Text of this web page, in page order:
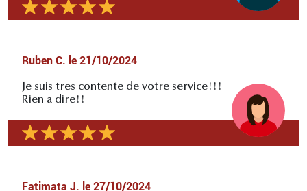
Ruben C. le 21/10/2024
Je suis tres contente de votre service!!!
Rien a dire!!
Fatimata J. le 27/10/2024